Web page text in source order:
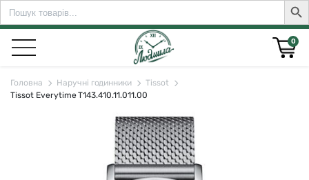
Search
for:
0
Головна Наручні годинники
Tissot
Tissot Everytime T143.410.11.011.00